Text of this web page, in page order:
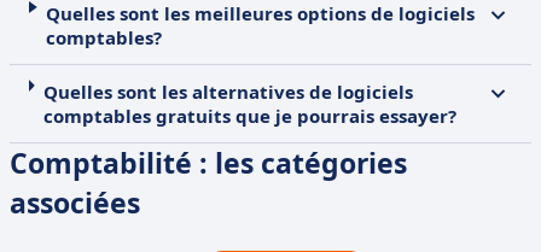
Quelles sont les meilleures options de logiciels
comptables?
Quelles sont les alternatives de logiciels
comptables gratuits que je pourrais essayer?
Comptabilité : les catégories
associées